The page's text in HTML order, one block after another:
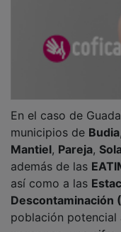
municipios deBudia
Mantiel,Pareja,
además de las
así como a las
Descontaminación
población
personas , una